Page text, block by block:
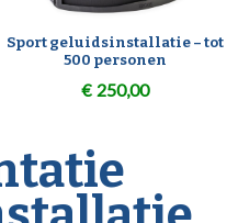
Sport geluidsinstallatie – tot
500 personen
€ 250,00